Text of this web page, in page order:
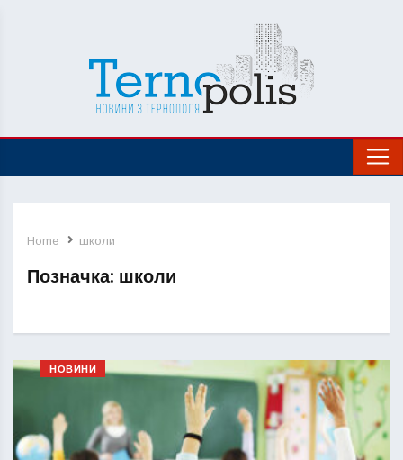
Home школи
Позначка: школи
НОВИНИ